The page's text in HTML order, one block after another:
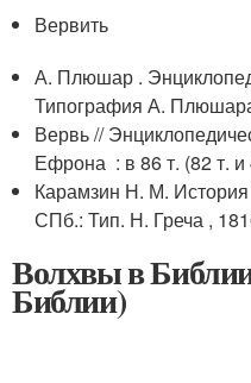
Вервить
А. Плюшар .
Типография А.
Вервь //
Ефрона : в 86 т. (82 т.
Карамзин Н. М. История
СПб.: Тип. Н. Греча ,
Волхвы в
Библии)